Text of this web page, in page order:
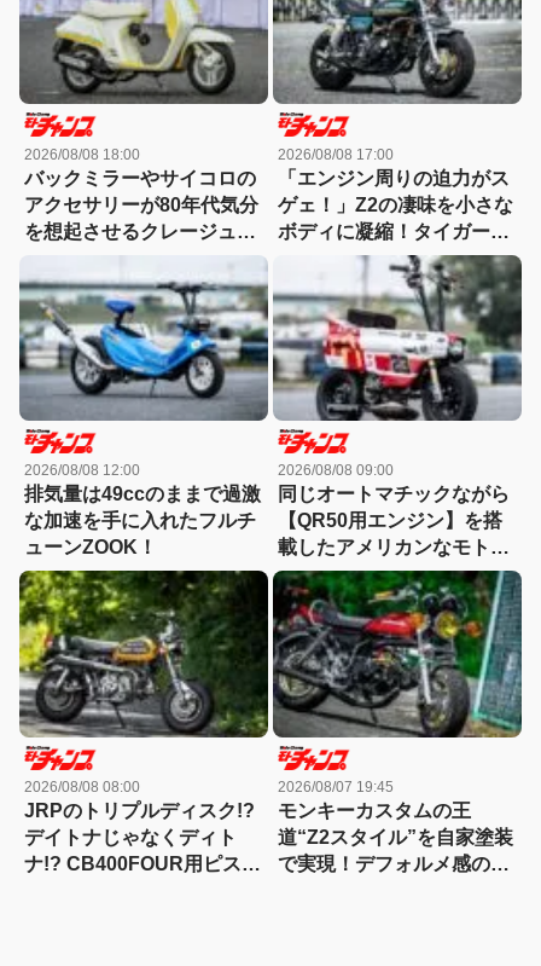
2026/08/08 18:00
バックミラーやサイコロの
アクセサリーが80年代気分
を想起させるクレージュタ
2026/08/08 17:00
「エンジン周りの迫力がス
ゲェ！」Z2の凄味を小さな
ボディに凝縮！タイガーラ
インまで自家塗装した秀逸
2026/08/08 12:00
排気量は49ccのままで過激
な加速を手に入れたフルチ
ューンZOOK！
2026/08/08 09:00
同じオートマチックながら
【QR50用エンジン】を搭
載したアメリカンなモトコ
ンポカスタム！
2026/08/08 08:00
JRPのトリプルディスク!?
デイトナじゃなくディト
ナ!? CB400FOUR用ピスト
2026/08/07 19:45
モンキーカスタムの王
道“Z2スタイル”を自家塗装
で実現！デフォルメ感のキ